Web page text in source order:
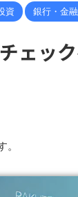
資 銀行・金
ェッ